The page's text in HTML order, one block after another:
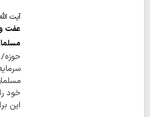
آیت
عفت و
خود
این